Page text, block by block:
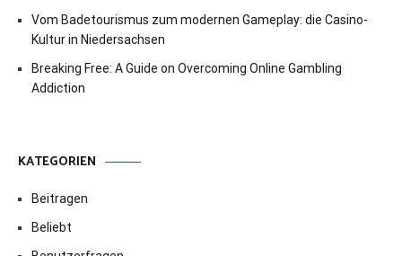
Vom Badetourismus zum modernen Gameplay: die Casino-
Kultur in Niedersachsen
Breaking Free: A Guide on Overcoming Online Gambling
Addiction
KATEGORIEN
Beitragen
Beliebt